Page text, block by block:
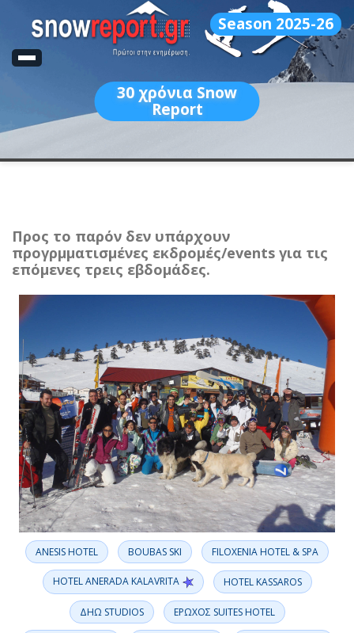
Season 2025-26
30 χρόνια Snow
Report
Προς το παρόν δεν υπάρχουν
προγρμματισμένες εκδρομές/events για τις
επόμενες τρεις εβδομάδες.
ANESIS HOTEL BOUBAS SKI FILOXENIA HOTEL & SPA
HOTEL ANERADA KALAVRITA HOTEL KASSAROS
ΔΗΩ STUDIOS ΕΡΩΧΟΣ SUITES HOTEL